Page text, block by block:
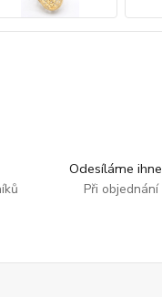
Odesíláme
Při